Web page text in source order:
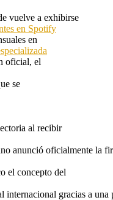
vuelve a exhibirse
en Spotify
en
oficial, el
se
al recibir
anunció oficialmente la
el concepto del
gracias a una